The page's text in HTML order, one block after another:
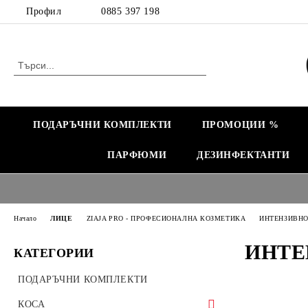
Профил 0885 397 198
ПОДАРЪЧНИ КОМПЛЕКТИ ПРОМОЦИИ %
ПАРФЮМИ ДЕЗИНФЕКТАНТИ
КАТЕГОРИИ
ПОДАРЪЧНИ КОМПЛЕКТИ
КОСА
Начало ЛИЦЕ ZIAJA PRO - ПРОФЕСИОНАЛНА КОЗМЕТИКА ИНТЕНЗИВНО